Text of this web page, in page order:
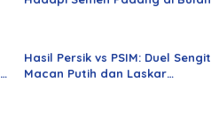
Hasil Persik vs PSIM: Duel Sengit
Macan Putih dan Laskar